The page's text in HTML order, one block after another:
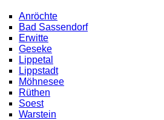
Anröchte
Bad Sassendorf
Erwitte
Geseke
Lippetal
Lippstadt
Möhnesee
Rüthen
Soest
Warstein